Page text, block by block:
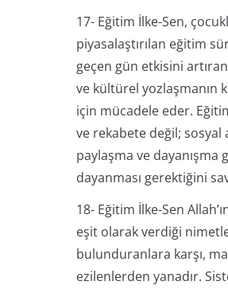
17- Eğitim İlke-Sen,
piyasalaştırılan eğitim
geçen gün etkisini
ve kültürel yozlaşmanın
için mücadele eder.
ve rekabete değil; sosyal
paylaşma ve dayanışma
dayanması gerektiğini
18- Eğitim İlke-Sen
eşit olarak verdiği
bulunduranlara karşı,
ezilenlerden yanadır.